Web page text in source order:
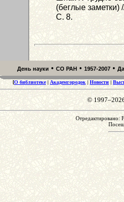
(беглые заметки)
С. 8.
День науки • СО РАН • 1957-2007 •
[О библиотеке| Академгородок | Новости |
©
Отредактировано: